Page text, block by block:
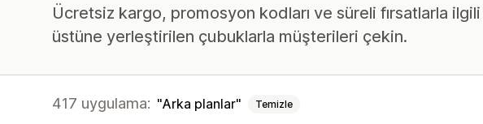
Ücretsiz kargo, promosyon kodları ve süreli fırsatlarla
üstüne yerleştirilen çubuklarla müşterileri çekin.
417 uygulama: Arka planlar Temizle